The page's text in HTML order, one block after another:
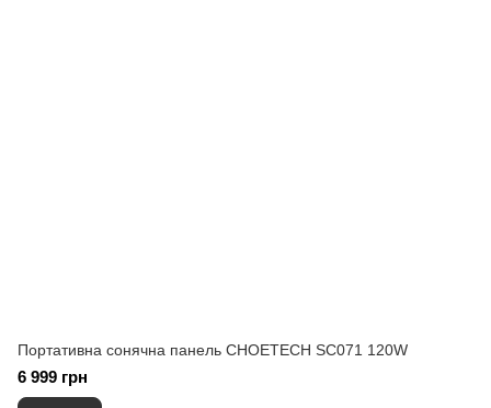
Портативна сонячна панель CHOETECH SC071 120W
6 999 грн